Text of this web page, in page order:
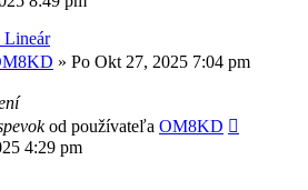
» Po Okt 27, 2025 7:04 pm
od používateľa OM8KD
4:29 pm